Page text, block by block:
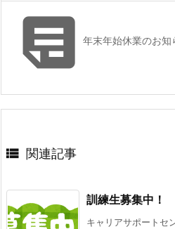
年末年始休業のお知
 関連記事
訓練生募集中！
キャリアサポートセ